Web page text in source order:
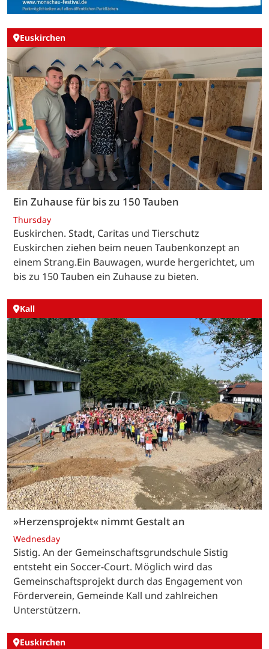
Euskirchen
Ein Zuhause für bis zu 150 Tauben
Thursday
Euskirchen. Stadt, Caritas und Tierschutz
Euskirchen ziehen beim neuen Taubenkonzept an
einem Strang.Ein Bauwagen, wurde hergerichtet, um
bis zu 150 Tauben ein Zuhause zu bieten.
Kall
»Herzensprojekt« nimmt Gestalt an
Wednesday
Sistig. An der Gemeinschaftsgrundschule Sistig
entsteht ein Soccer-Court. Möglich wird das
Gemeinschaftsprojekt durch das Engagement von
Förderverein, Gemeinde Kall und zahlreichen
Unterstützern.
Euskirchen